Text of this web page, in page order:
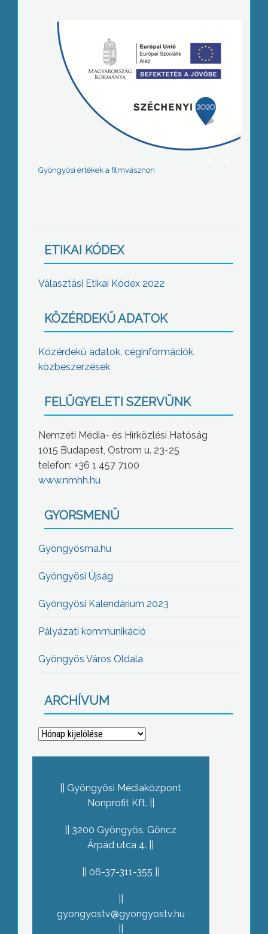
Gyöngyösi értékek a filmvásznon
ETIKAI KÓDEX
Választási Etikai Kódex 2022
KÖZÉRDEKŰ ADATOK
Közérdekű adatok, céginformációk,
közbeszerzések
FELÜGYELETI SZERVÜNK
Nemzeti Média- és Hírközlési Hatóság
1015 Budapest, Ostrom u. 23-25
telefon: +36 1 457 7100
www.nmhh.hu
GYORSMENÜ
Gyöngyösma.hu
Gyöngyösi Újság
Gyöngyösi Kalendárium 2023
Pályázati kommunikáció
Gyöngyös Város Oldala
ARCHÍVUM
Archívum
Gyöngyösi Médiaközpont
Nonprofit Kft.
3200 Gyöngyös, Göncz
Árpád utca 4.
06-37-311-355
gyongyostv@gyongyostv.hu